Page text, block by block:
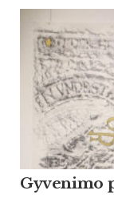
Gyvenimo